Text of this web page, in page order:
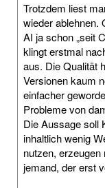
Trotzdem liest
wieder ablehnen.
AI ja schon „seit
klingt erstmal
aus. Die Qualität
Versionen kaum
einfacher
Probleme von
Die Aussage soll
inhaltlich wenig
nutzen,
jemand, der erst